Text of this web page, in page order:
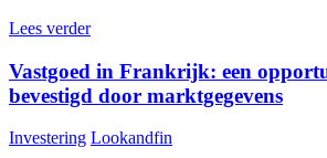
Lees verder
Vastgoed in Frankrijk: een
bevestigd door marktgegevens
Investering Lookandfin